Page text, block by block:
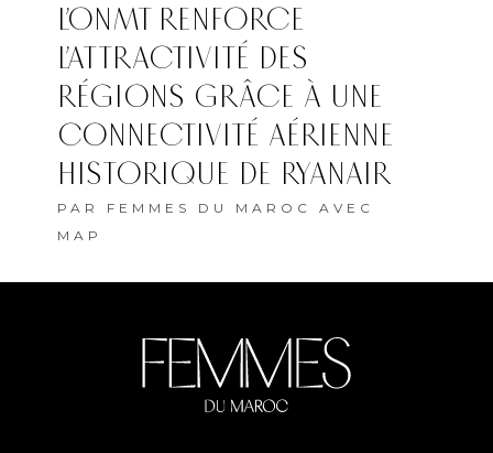
L’ONMT RENFORCE
L’ATTRACTIVITÉ DES
RÉGIONS GRÂCE À UNE
CONNECTIVITÉ AÉRIENNE
HISTORIQUE DE RYANAIR
PAR FEMMES DU MAROC AVEC
MAP